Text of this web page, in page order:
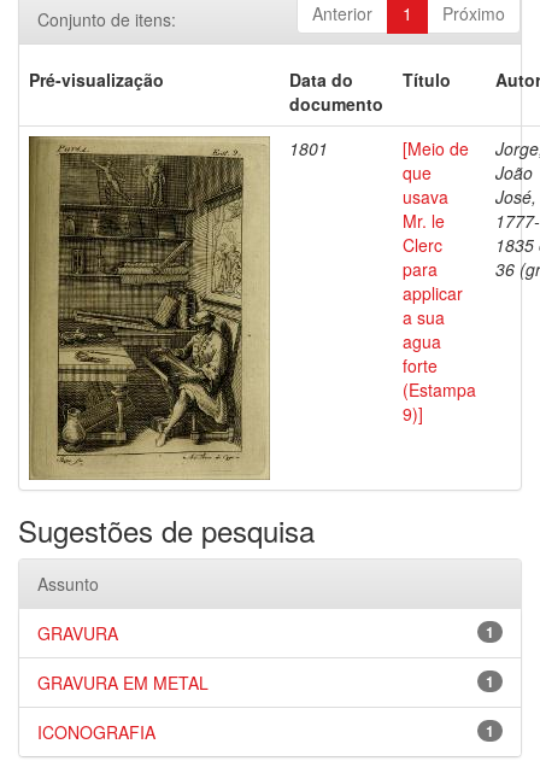
Anterior 1 Próximo
Conjunto de itens:
Pré-visualização
Data do
documento
Título
1801
[Meio de
que
usava
Mr. le
Clerc
para
applicar
a sua
agua
forte
(Estampa
9)]
João
José,
1777-
1835
36
Sugestões de pesquisa
Assunto
1
GRAVURA
1
GRAVURA EM METAL
1
ICONOGRAFIA